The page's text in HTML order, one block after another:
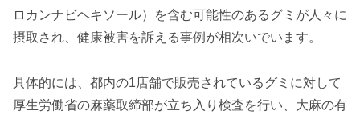
ロカンナビヘキソール）を含む可能性のあるグミが人々に
摂取され、健康被害を訴える事例が相次いでいます。
具体的には、都内の1店舗で販売されているグミに対して
厚生労働省の麻薬取締部が立ち入り検査を行い、大麻の有